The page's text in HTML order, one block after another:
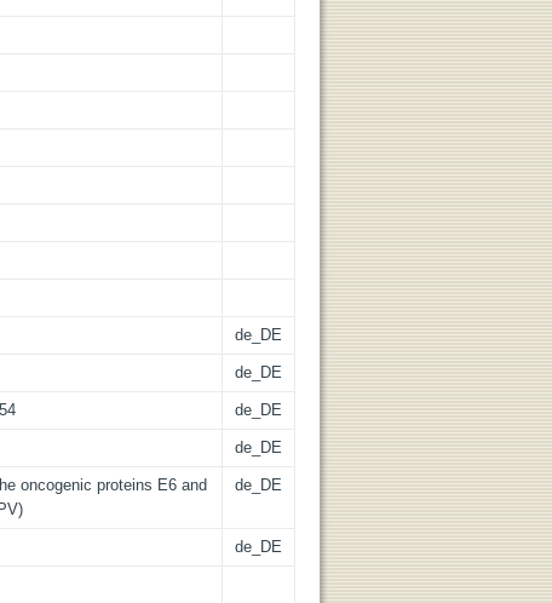
de_DE
de_DE
de_DE
de_DE
oncogenic proteins E6 and
de_DE
de_DE